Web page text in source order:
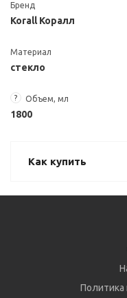
Бренд
Korall Коралл
Материал
стекло
? Объем, мл
1800
Как купить